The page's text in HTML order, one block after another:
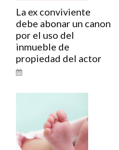
La ex conviviente
debe abonar un canon
por el uso del
inmueble de
propiedad del actor